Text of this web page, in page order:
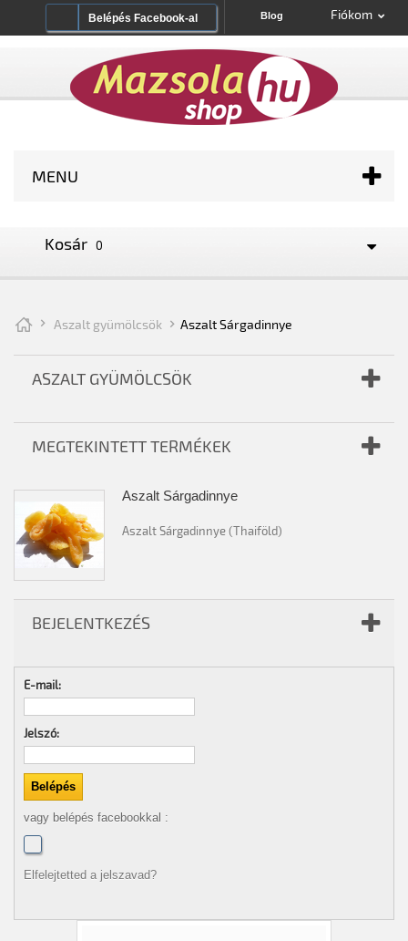
Fiókom
Blog
Belépés Facebook-al
MENU
Kosár 0
Aszalt gyümölcsök Aszalt Sárgadinnye
ASZALT GYÜMÖLCSÖK
MEGTEKINTETT TERMÉKEK
Aszalt Sárgadinnye
Aszalt Sárgadinnye (Thaiföld)
BEJELENTKEZÉS
E-mail:
Jelszó:
vagy belépés facebookkal :
Elfelejtetted a jelszavad?